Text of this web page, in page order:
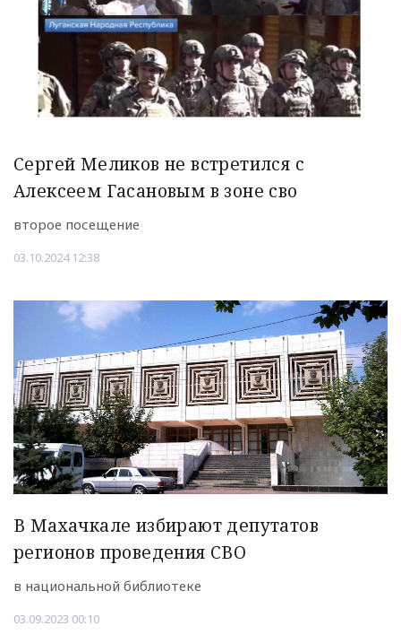
Сергей Меликов не встретился с
Алексеем Гасановым в зоне сво
второе посещение
03.10.2024 12:38
В Махачкале избирают депутатов
регионов проведения СВО
в национальной библиотеке
03.09.2023 00:10